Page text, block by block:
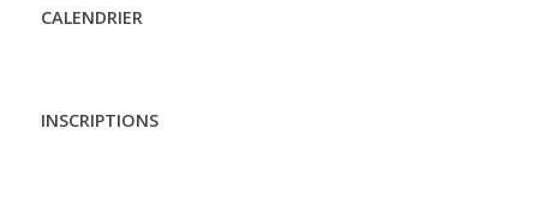
CALENDRIER
INSCRIPTIONS